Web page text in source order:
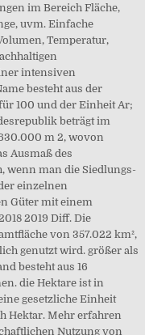
im Bereich Fläche,
uvm. Einfache
Temperatur,
intensiven
besteht aus der
100 und der Einheit Ar;
beträgt im
m 2, wovon
Ausmaß des
wenn man die Siedlungs-
einzelnen
Güter mit einem
2019 Diff. Die
von 357.022 km²,
genutzt wird. größer als
besteht aus 16
die Hektare ist in
gesetzliche Einheit
Hektar. Mehr erfahren
Nutzung von